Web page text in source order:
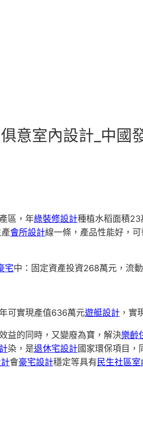
意室內設計_中國
區，年綠裝修設計種植水稻面積23
會所設計線一條，產品性能好，
宅中：固定資產投資268萬元，流動
可實現產值636萬元遊艇設計 ，實
益的同時，又變廢為寶，解決樂齡
染，是退休宅設計國家環保項目，
會豪宅設計穩定等具有民生社區